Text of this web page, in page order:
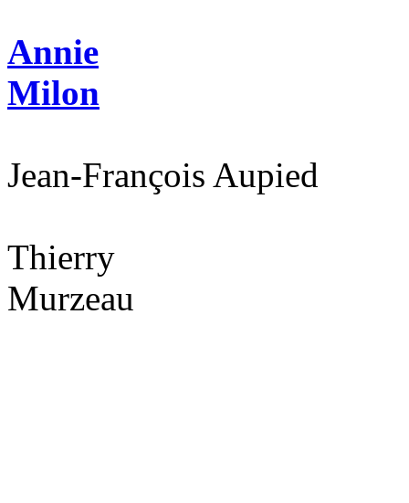
Annie
Milon
Jean-François Aupied
Thierry
Murzeau